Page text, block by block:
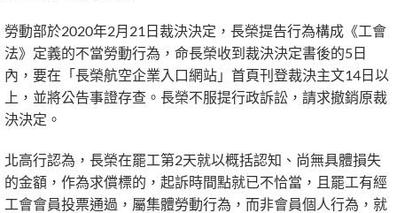
勞動部於2020年2月21日裁決決定，長榮提告行為構成《工會
法》定義的不當勞動行為，命長榮收到裁決決定書後的5日
內，要在「長榮航空企業入口網站」首頁刊登裁決主文14日以
上，並將公告事證存查。長榮不服提行政訴訟，請求撤銷原裁
決決定。
北高行認為，長榮在罷工第2天就以概括認知、尚無具體損失
的金額，作為求償標的，起訴時間點就已不恰當，且罷工有經
工會會員投票通過，屬集體勞動行為，而非會員個人行為，就